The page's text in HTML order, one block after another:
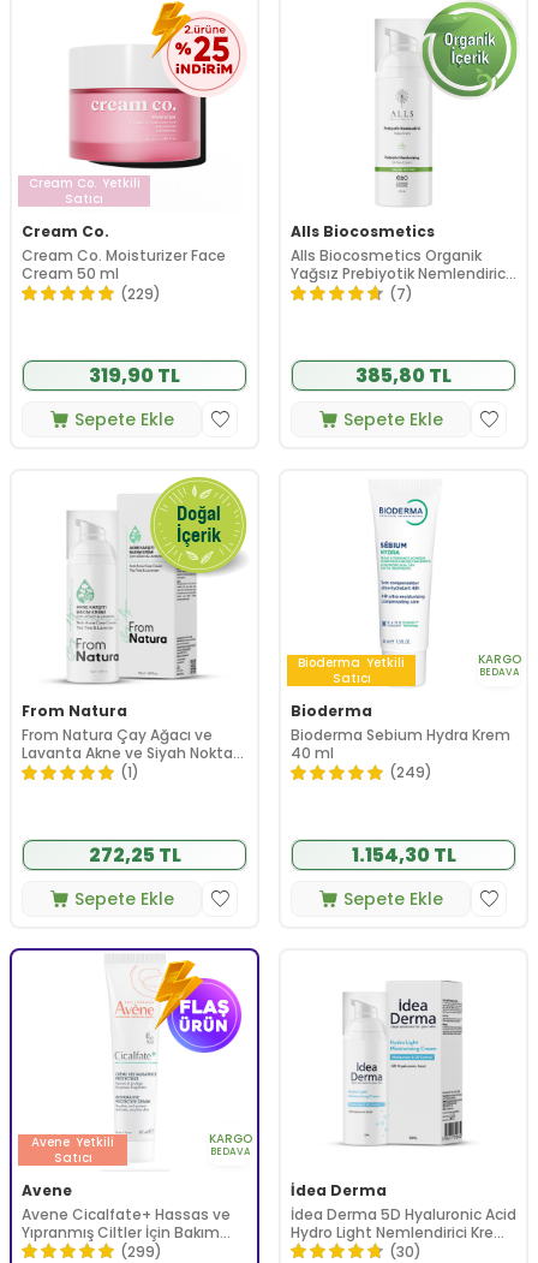
Cream Co. Yetkili
Satıcı
Cream Co.
Cream Co. Moisturizer Face
Cream 50 ml
(229)
319,90 TL
Sepete Ekle
Alls Biocosmetics
Alls Biocosmetics Organik
Yağsız Prebiyotik Nemlendirici
50 ml
(7)
385,80 TL
Sepete Ekle
From Natura
From Natura Çay Ağacı ve
Lavanta Akne ve Siyah Nokta
Karşıtı Bakım Kremi 50 ml
(1)
272,25 TL
Sepete Ekle
Bioderma Yetkili
Satıcı
KARGO
BEDAVA
Bioderma
Bioderma Sebium Hydra Krem
40 ml
(249)
1.154,30 TL
Sepete Ekle
Avene Yetkili
Satıcı
KARGO
BEDAVA
Avene
Avene Cicalfate+ Hassas ve
Yıpranmış Ciltler İçin Bakım
Kremi 40 ml (299)
İdea Derma
İdea Derma 5D Hyaluronic Acid
Hydro Light Nemlendirici Krem
50 ml
(30)